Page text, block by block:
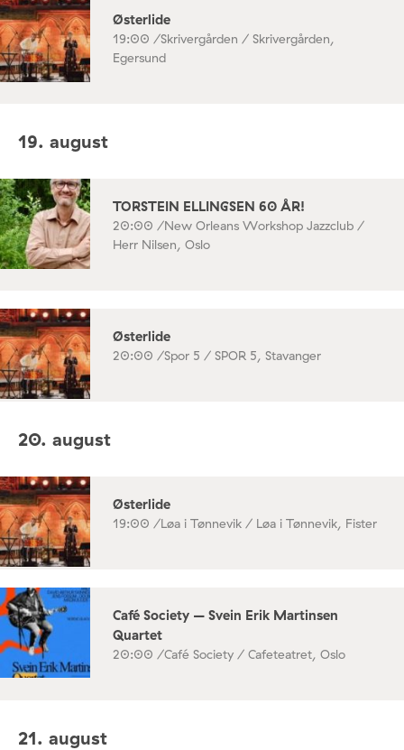
Østerlide
19:00 /Skrivergården / Skrivergården,
Egersund
19. august
TORSTEIN ELLINGSEN 60 ÅR!
20:00 /New Orleans Workshop Jazzclub /
Herr Nilsen, Oslo
Østerlide
20:00 /Spor 5 / SPOR 5, Stavanger
20. august
Østerlide
19:00 /Løa i Tønnevik / Løa i Tønnevik, Fister
Café Society – Svein Erik Martinsen
Quartet
20:00 /Café Society / Cafeteatret, Oslo
21. august